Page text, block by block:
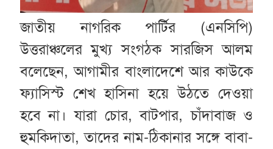
জাতীয় নাগরিক পার্টির (এনসিপি)
উত্তরাঞ্চলের মুখ্য সংগঠক সারজিস আলম
বলেছেন, আগামীর বাংলাদেশে আর কাউকে
ফ্যাসিস্ট শেখ হাসিনা হয়ে উঠতে দেওয়া
হবে না। যারা চোর, বাটপার, চাঁদাবাজ ও
হুমকিদাতা, তাদের নাম-ঠিকানার সঙ্গে বাবা-